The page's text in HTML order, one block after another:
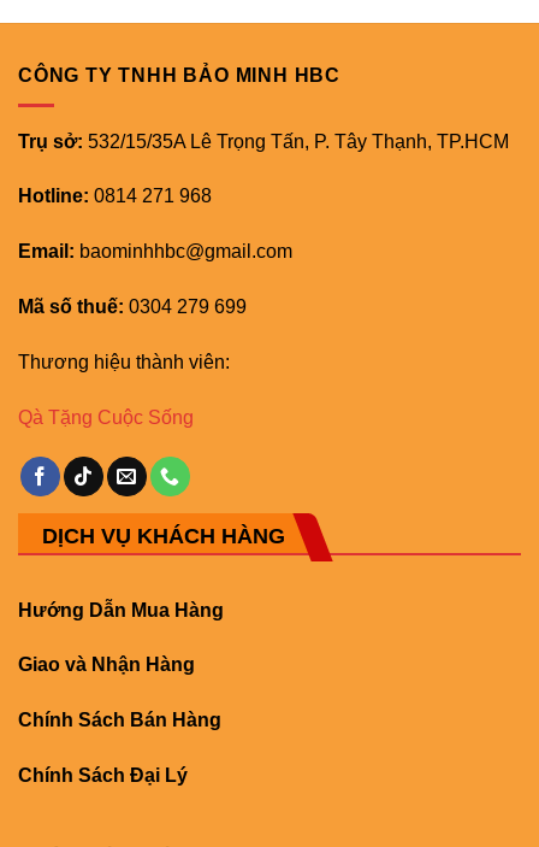
CÔNG TY TNHH BẢO MINH HBC
Trụ sở: 532/15/35A Lê Trọng Tấn, P. Tây Thạnh, TP.HCM
Hotline: 0814 271 968
Email: baominhhbc@gmail.com
Mã số thuế: 0304 279 699
Thương hiệu thành viên:
Qà Tặng Cuộc Sống
DỊCH VỤ KHÁCH HÀNG
Hướng Dẫn Mua Hàng
Giao và Nhận Hàng
Chính Sách Bán Hàng
Chính Sách Đại Lý